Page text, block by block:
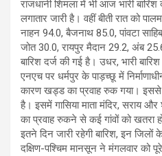
राजधानी शिमला में भी आज भारी
लगातार जारी है। वहीं बीती रात को
नाहन 94.0, बैजनाथ 85.0, पांवटा
जोत 30.0, रायपुर मैदान 29.2, अंब
बारिश दर्ज की गई है। उधर, भारी
एनएच पर धर्मपुर के पाड़च्छू में
कारण खड्ड का प्रवाह रुक गया।
है। इसमें गासिया माता मंदिर, सराय
का प्रवाह रुकने से कई गांवों को खतरा
इतने दिन जारी रहेगी बारिश, इन जिलों
दक्षिण-पश्चिम मानसून ने मंगलवार को